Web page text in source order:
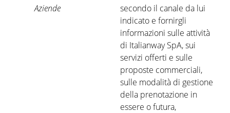
Aziende
secondo il canale da lui
indicato e fornirgli
informazioni sulle attività
di Italianway SpA, sui
servizi offerti e sulle
proposte commerciali,
sulle modalità di gestione
della prenotazione in
essere o futura,